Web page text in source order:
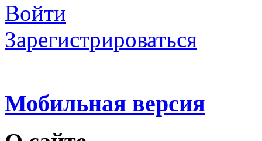
Войти
Зарегистрироваться
Мобильная версия